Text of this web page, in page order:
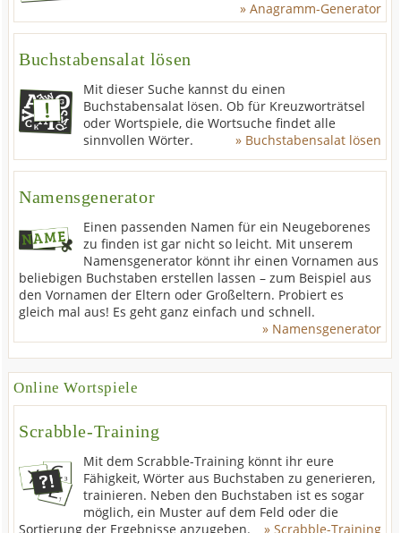
» Anagramm-Generator
Buchstabensalat lösen
Mit dieser Suche kannst du einen
Buchstabensalat lösen. Ob für Kreuzworträtsel
oder Wortspiele, die Wortsuche findet alle
sinnvollen Wörter.
» Buchstabensalat lösen
Namensgenerator
Einen passenden Namen für ein Neugeborenes
zu finden ist gar nicht so leicht. Mit unserem
Namensgenerator könnt ihr einen Vornamen aus
beliebigen Buchstaben erstellen lassen – zum Beispiel aus
den Vornamen der Eltern oder Großeltern. Probiert es
gleich mal aus! Es geht ganz einfach und schnell.
» Namensgenerator
Online Wortspiele
Scrabble-Training
Mit dem Scrabble-Training könnt ihr eure
Fähigkeit, Wörter aus Buchstaben zu generieren,
trainieren. Neben den Buchstaben ist es sogar
möglich, ein Muster auf dem Feld oder die
Sortierung der Ergebnisse anzugeben.
» Scrabble-Training